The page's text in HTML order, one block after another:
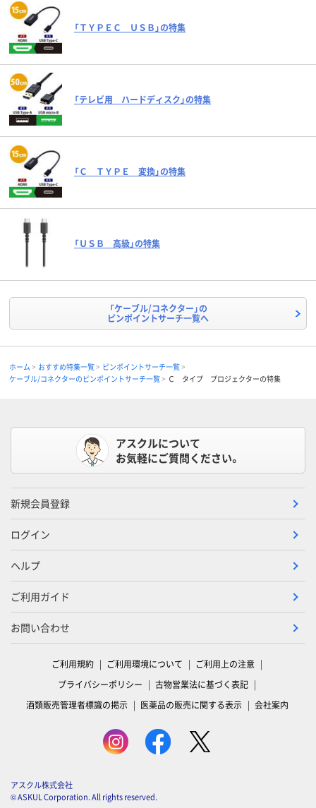
「ＴＹＰＥＣ ＵＳＢ」の特集
「テレビ用 ハードディスク」の特集
「Ｃ ＴＹＰＥ 変換」の特集
「ＵＳＢ 高級」の特集
「ケーブル/コネクター」の
ピンポイントサーチ一覧へ
ホーム おすすめ特集一覧
ピンポイントサーチ一覧
ケーブル/コネクターのピンポイントサーチ一覧
Ｃ タイプ プロジェクターの特集
アスクルについて
お気軽にご質問ください。
新規会員登録
ログイン
ヘルプ
ご利用ガイド
お問い合わせ
ご利用規約 ご利用環境について
ご利用上の注意
プライバシーポリシー
古物営業法に基づく表記
酒類販売管理者標識の掲示
医薬品の販売に関する表示 会社案内
アスクル株式会社
© ASKUL Corporation. All rights reserved.